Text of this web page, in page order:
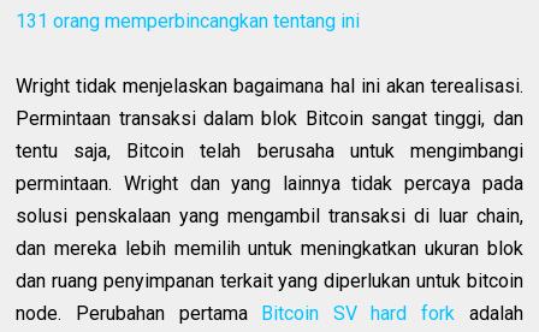
131 orang memperbincangkan tentang ini
Wright tidak menjelaskan bagaimana hal ini akan terealisasi.
Permintaan transaksi dalam blok Bitcoin sangat tinggi, dan
tentu saja, Bitcoin telah berusaha untuk mengimbangi
permintaan. Wright dan yang lainnya tidak percaya pada
solusi penskalaan yang mengambil transaksi di luar chain,
dan mereka lebih memilih untuk meningkatkan ukuran blok
dan ruang penyimpanan terkait yang diperlukan untuk bitcoin
node. Perubahan pertama Bitcoin SV hard fork adalah